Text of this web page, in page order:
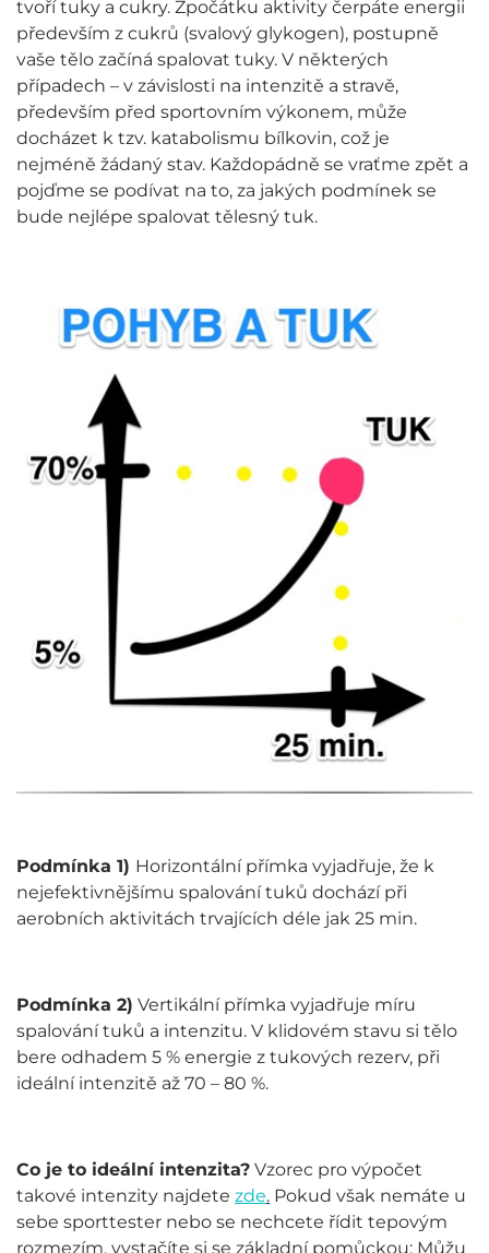
tvoří tuky a cukry. Zpočátku aktivity čerpáte energii
především z cukrů (svalový glykogen), postupně
vaše tělo začíná spalovat tuky. V některých
případech – v závislosti na intenzitě a stravě,
především před sportovním výkonem, může
docházet k tzv. katabolismu bílkovin, což je
nejméně žádaný stav. Každopádně se vraťme zpět a
pojďme se podívat na to, za jakých podmínek se
bude nejlépe spalovat tělesný tuk.
Podmínka 1) Horizontální přímka vyjadřuje, že k
nejefektivnějšímu spalování tuků dochází při
aerobních aktivitách trvajících déle jak 25 min.
Podmínka 2) Vertikální přímka vyjadřuje míru
spalování tuků a intenzitu. V klidovém stavu si tělo
bere odhadem 5 % energie z tukových rezerv, při
ideální intenzitě až 70 – 80 %.
Co je to ideální intenzita? Vzorec pro výpočet
takové intenzity najdete zde. Pokud však nemáte u
sebe sporttester nebo se nechcete řídit tepovým
rozmezím, vystačíte si se základní pomůckou: Můžu